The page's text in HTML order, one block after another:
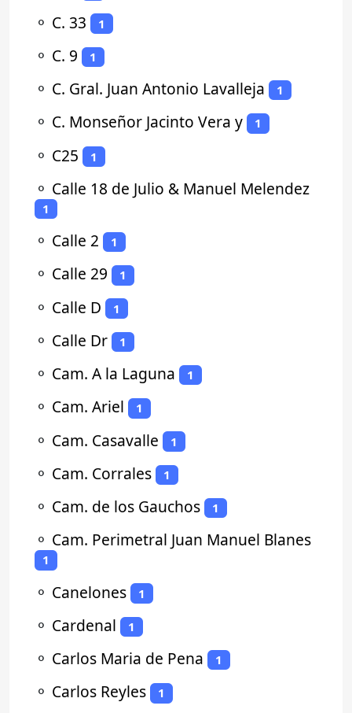
⚬ C. 33 1
⚬ C. 9 1
⚬ C. Gral. Juan Antonio Lavalleja 1
⚬ C. Monseñor Jacinto Vera y 1
⚬ C25 1
⚬ Calle 18 de Julio & Manuel Melendez
1
⚬ Calle 2 1
⚬ Calle 29 1
⚬ Calle D 1
⚬ Calle Dr 1
⚬ Cam. A la Laguna 1
⚬ Cam. Ariel 1
⚬ Cam. Casavalle 1
⚬ Cam. Corrales 1
⚬ Cam. de los Gauchos 1
⚬ Cam. Perimetral Juan Manuel Blanes
1
⚬ Canelones 1
⚬ Cardenal 1
⚬ Carlos Maria de Pena 1
⚬ Carlos Reyles 1